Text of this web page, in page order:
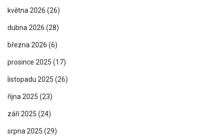
května 2026 (26)
dubna 2026 (28)
března 2026 (6)
prosince 2025 (17)
listopadu 2025 (26)
října 2025 (23)
září 2025 (24)
srpna 2025 (29)